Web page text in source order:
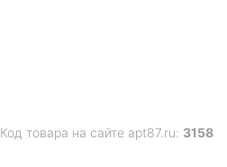
Код товара на сайте apt87.ru: 3158